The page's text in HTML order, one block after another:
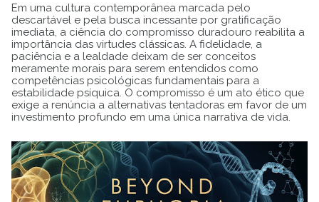
Em uma cultura contemporânea marcada pelo
descartável e pela busca incessante por gratificação
imediata, a ciência do compromisso duradouro reabilita a
importância das virtudes clássicas. A fidelidade, a
paciência e a lealdade deixam de ser conceitos
meramente morais para serem entendidos como
competências psicológicas fundamentais para a
estabilidade psíquica. O compromisso é um ato ético que
exige a renúncia a alternativas tentadoras em favor de um
investimento profundo em uma única narrativa de vida.